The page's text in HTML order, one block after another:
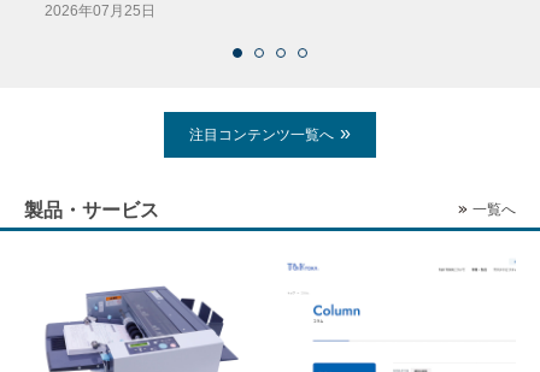
2026年07月25日
注目コンテンツ一覧へ
製品・サービス 一覧へ